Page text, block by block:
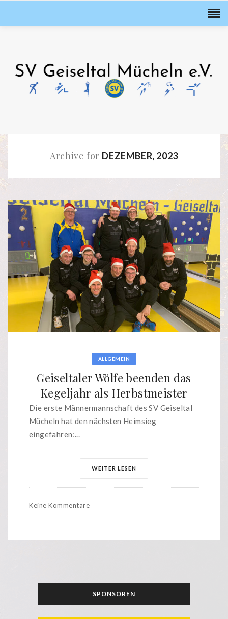
Archive for DEZEMBER, 2023
ALLGEMEIN
Geiseltaler Wölfe beenden das
Kegeljahr als Herbstmeister
Die erste Männermannschaft des SV Geiseltal
Mücheln hat den nächsten Heimsieg
eingefahren:...
WEITER LESEN
Keine Kommentare
SPONSOREN